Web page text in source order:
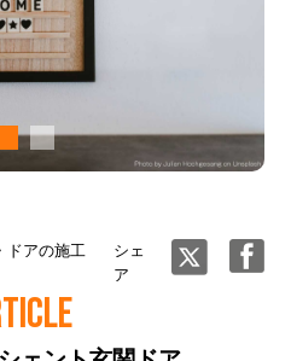
ドアの施工
シェ
ア